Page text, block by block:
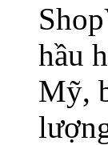
hầu
Mỹ,